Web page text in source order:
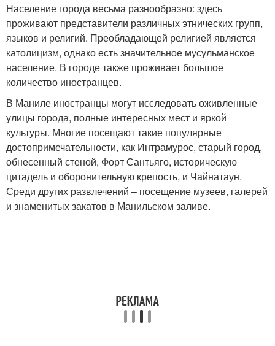
Население города весьма разнообразно: здесь
проживают представители различных этнических групп,
языков и религий. Преобладающей религией является
католицизм, однако есть значительное мусульманское
население. В городе также проживает большое
количество иностранцев.
В Маниле иностранцы могут исследовать оживленные
улицы города, полные интересных мест и яркой
культуры. Многие посещают такие популярные
достопримечательности, как Интрамурос, старый город,
обнесенный стеной, Форт Сантьяго, историческую
цитадель и оборонительную крепость, и Чайнатаун.
Среди других развлечений – посещение музеев, галерей
и знаменитых закатов в Манильском заливе.